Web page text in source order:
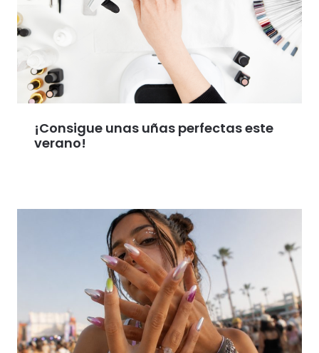
¡Consigue unas uñas perfectas este
verano!